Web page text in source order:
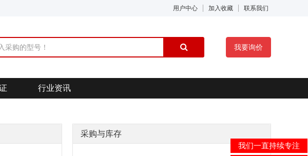
用户中心 加入收藏 联系我们
我要询价
行业资讯
采购与库存
我们一直持续专注